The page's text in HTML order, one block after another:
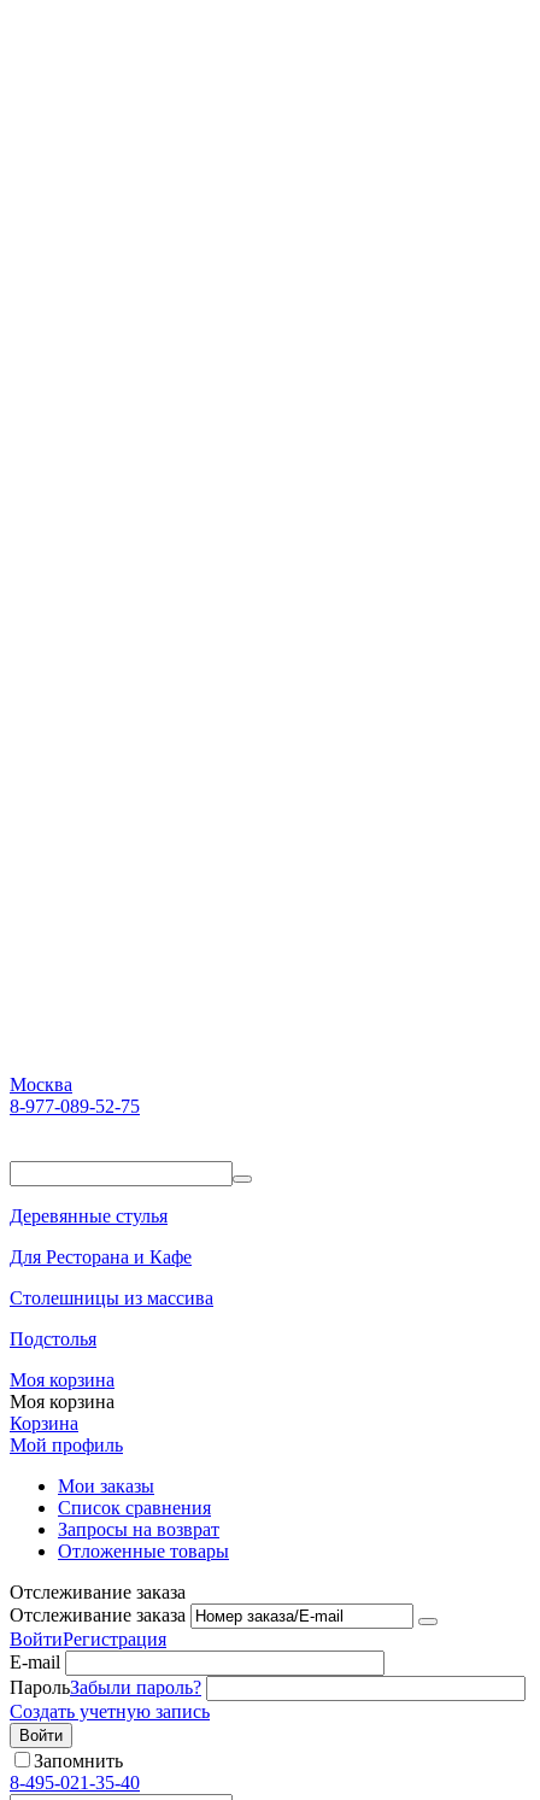
Москва
8-977-089-52-75
Деревянные стулья
Для Ресторана и Кафе
Столешницы из массива
Подстолья
Моя корзина
Моя корзина
Корзина
Мой профиль
Мои заказы
Список сравнения
Запросы на возврат
Отложенные товары
Отслеживание заказа
Отслеживание заказа
ВойтиРегистрация
E-mail
ПарольЗабыли пароль?
Создать учетную запись
Войти
Запомнить
8-495-021-35-40